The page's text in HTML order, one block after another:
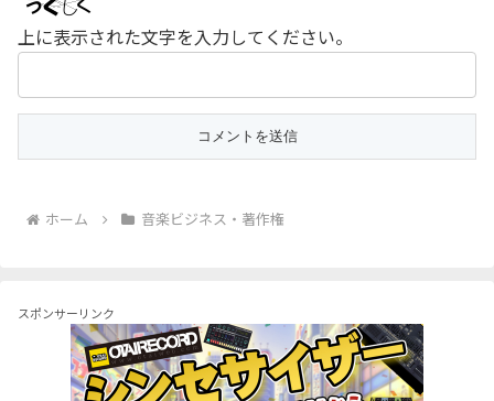
上に表示された文字を入力してください。
ホーム 音楽ビジネス・著作権
スポンサーリンク